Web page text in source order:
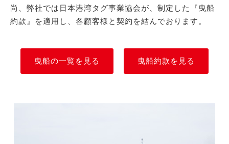
尚、弊社では日本港湾タグ事業協会が、制定した『曳船
約款』を適用し、各顧客様と契約を結んでおります。
曳船の一覧を見る 曳船約款を見る